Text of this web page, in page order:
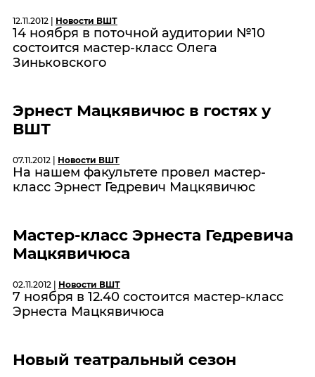
12.11.2012 | Новости ВШТ
14 ноября в поточной аудитории №10
состоится мастер-класс Олега
Зиньковского
Эрнест Мацкявичюс в гостях у
ВШТ
07.11.2012 | Новости ВШТ
На нашем факультете провел мастер-
класс Эрнест Гедревич Мацкявичюс
Мастер-класс Эрнеста Гедревича
Мацкявичюса
02.11.2012 | Новости ВШТ
7 ноября в 12.40 состоится мастер-класс
Эрнеста Мацкявичюса
Новый театральный сезон